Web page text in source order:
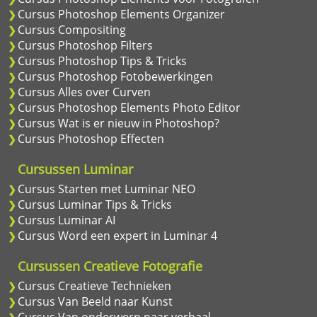
Cursus Photoshop Elements Organizer
Cursus Compositing
Cursus Photoshop Filters
Cursus Photoshop Tips & Tricks
Cursus Photoshop Fotobewerkingen
Cursus Alles over Curven
Cursus Photoshop Elements Photo Editor
Cursus Wat is er nieuw in Photoshop?
Cursus Photoshop Effecten
Cursussen Luminar
Cursus Starten met Luminar NEO
Cursus Luminar Tips & Tricks
Cursus Luminar AI
Cursus Word een expert in Luminar 4
Cursussen Creatieve Fotografie
Cursus Creatieve Technieken
Cursus Van Beeld naar Kunst